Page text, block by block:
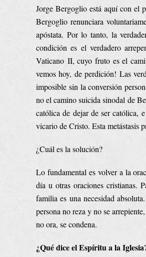
Jorge Bergoglio está aquí con el
Bergoglio renunciara
apóstata. Por lo tanto, la
condición es el verdadero
Vaticano II, cuyo fruto es el
vemos hoy, de perdición! Las
imposible sin la conversión
no el camino suicida sinodal de
católica de dejar de ser católica,
vicario de Cristo. Esta metástasis
¿Cuál es la solución?
Lo fundamental es volver a la
día u otras oraciones cristianas.
familia es una necesidad
persona no reza y no se
no ora, se condena.
¿Qué dice el Espíritu a la